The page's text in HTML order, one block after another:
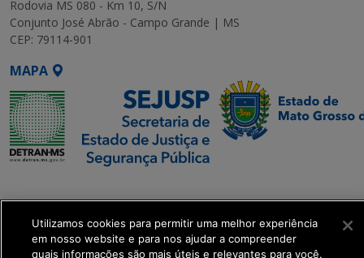
Rodovia MS 080 - Km 10, S/N
Conjunto José Abrão - Campo Grande | MS
CEP: 79114-901
MAPA
Executiva de
Transformação Digital
Utilizamos cookies para permitir uma melhor experiência
em nosso website e para nos ajudar a compreender
quais informações são mais úteis e relevantes para você.